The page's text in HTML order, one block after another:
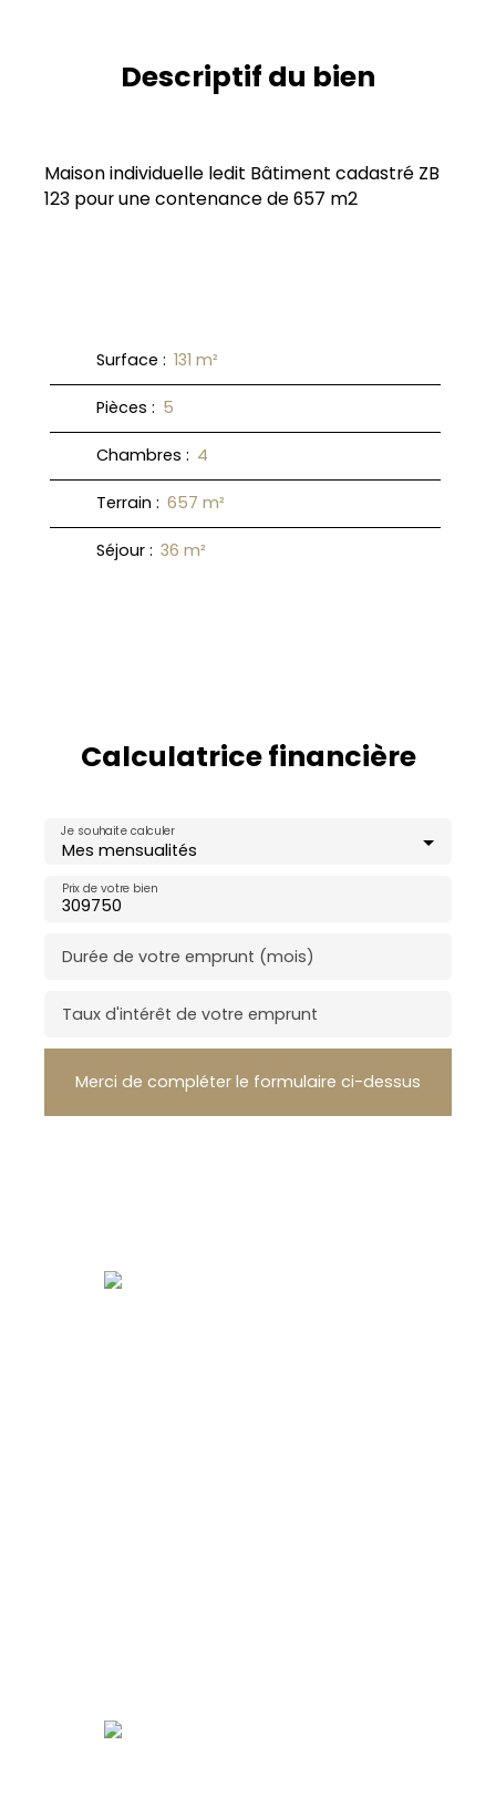
Descriptif du bien
Maison individuelle ledit Bâtiment cadastré ZB
123 pour une contenance de 657 m2
Surface : 131 m²
Pièces : 5
Chambres : 4
Terrain : 657 m²
Séjour : 36 m²
Calculatrice financière
Mes mensualités
Je souhaite calculer
Prix de votre bien
Durée de votre emprunt (mois)
Taux d'intérêt de votre emprunt
Merci de compléter le formulaire ci-dessus